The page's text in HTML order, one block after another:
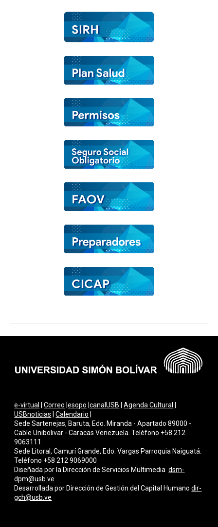
e-virtual |Correo |esopo |canalUSB |Agenda Cultural
USBnoticias |Calendario
Sede Sartenejas, Baruta, Edo. Miranda - Apartado 89000 -
Cable Unibolivar - Caracas Venezuela. Teléfono +58 212
9063111
Sede Litoral, Camurí Grande, Edo. Vargas Parroquia Naiguatá.
Teléfono +58 212 9069000
Diseñada por la Dirección de Servicios Multimediadsm-
dpm@usb.ve
Desarrollada por Dirección de Gestión del Capital Humano dir-
gch@usb.ve